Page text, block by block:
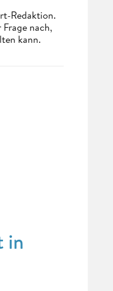
Redaktion.
nach,
kann.
in